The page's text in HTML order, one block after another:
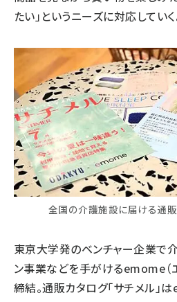
たい」というニーズに対応していく
全国の介護施設に届ける通販
東京大学発のベンチャー企業で
ン事業などを手がけるemome（
締結。通販カタログ「サチメル」